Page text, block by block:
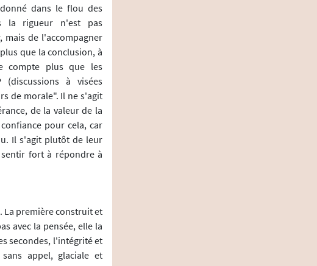
dans le flou des
la rigueur n'est pas
de l'accompagner
que la conclusion, à
compte plus que les
à visées
de morale". Il ne s'agit
de la valeur de la
pour cela, car
Il s'agit plutôt de leur
fort à répondre à
La première construit et
avec la pensée, elle la
secondes, l'intégrité et
appel, glaciale et